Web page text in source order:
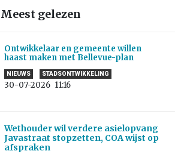
Meest gelezen
Ontwikkelaar en gemeente willen
haast maken met Bellevue-plan
NIEUWS STADSONTWIKKELING
30-07-2026 11:16
Wethouder wil verdere asielopvang
Javastraat stopzetten, COA wijst op
afspraken